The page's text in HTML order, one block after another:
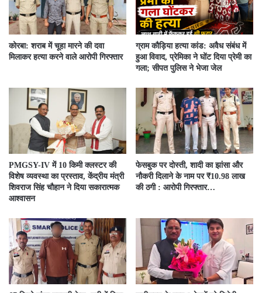
कोरबा: शराब में चूहा मारने की दवा
मिलाकर हत्या करने वाले आरोपी गिरफ्तार
ग्राम कौड़िया हत्या कांड: अवैध संबंध में
हुआ विवाद, प्रेमिका ने घोंट दिया प्रेमी का
गला; सीपत पुलिस ने भेजा जेल
PMGSY-IV में 10 किमी क्लस्टर की
विशेष व्यवस्था का प्रस्ताव, केंद्रीय मंत्री
शिवराज सिंह चौहान ने दिया सकारात्मक
आश्वासन
फेसबुक पर दोस्ती, शादी का झांसा और
नौकरी दिलाने के नाम पर ₹10.98 लाख
की ठगी : आरोपी गिरफ्तार…